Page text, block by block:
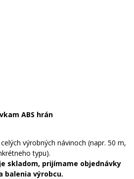
ABS hrán
výrobných návinoch (napr. 50 m,
typu).
skladom, prijímame objednávky
balenia výrobcu.